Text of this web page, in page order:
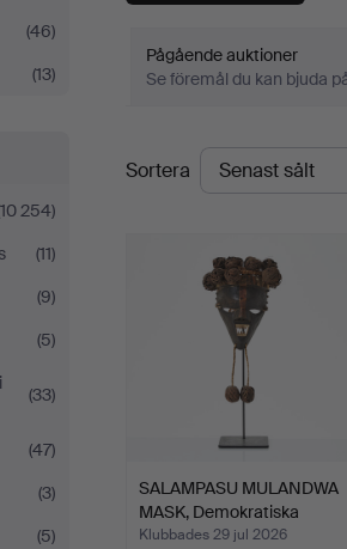
(46)
(13)
254)
(11)
(9)
(5)
(33)
(47)
(3)
(5)
Pågående auktioner
Se föremål du kan bjuda
Slutpriser
Sortera
SALAMPASU MULANDWA
MASK, Demokratiska
repu…
Klubbades 29 jul 2026